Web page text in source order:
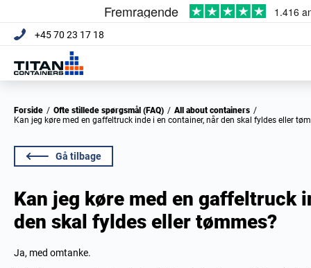
+45 70 23 17 18
Forside / Ofte stillede spørgsmål (FAQ) / All about containers /
Kan jeg køre med en gaffeltruck inde i en container, når den skal fyldes eller
Gå tilbage
Kan jeg køre med en gaffeltruck
den skal fyldes eller tømmes?
Ja, med omtanke.